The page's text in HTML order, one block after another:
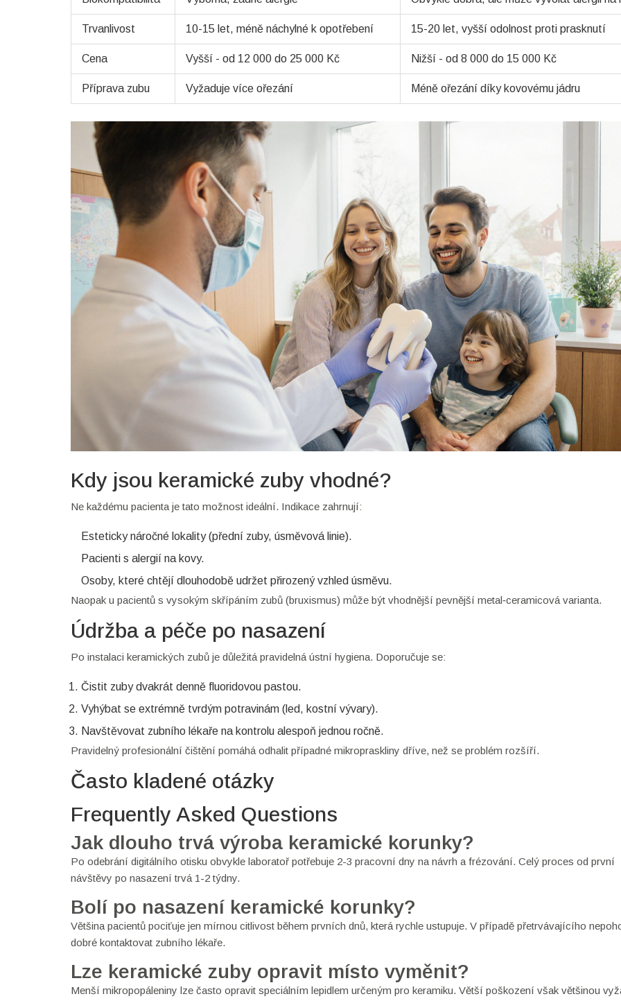
Trvanlivost 10-15 let, méně náchylné k opotřebení 15-20 let, vyšší odolnost proti prasknutí
Cena Vyšší - od 12 000 do 25 000 Kč Nižší - od 8 000 do 15 000 Kč
Příprava zubu Vyžaduje více ořezání Méně ořezání díky kovovému jádru
Kdy jsou keramické zuby vhodné?
Ne každému pacienta je tato možnost ideální. Indikace zahrnují:
Esteticky náročné lokality (přední zuby, úsměvová linie).
Pacienti s alergií na kovy.
Osoby, které chtějí dlouhodobě udržet přirozený vzhled úsměvu.
Naopak u pacientů s vysokým skřípáním zubů (bruxismus) může být vhodnější pevnější metal‑ceramicová varianta.
Údržba a péče po nasazení
Po instalaci keramických zubů je důležitá pravidelná ústní hygiena. Doporučuje se:
Čistit zuby dvakrát denně fluoridovou pastou.
Vyhýbat se extrémně tvrdým potravinám (led, kostní vývary).
Navštěvovat zubního lékaře na kontrolu alespoň jednou ročně.
Pravidelný profesionální čištění pomáhá odhalit případné mikropraskliny dříve, než se problém rozšíří.
Často kladené otázky
Frequently Asked Questions
Jak dlouho trvá výroba keramické korunky?
Po odebrání digitálního otisku obvykle laboratoř potřebuje 2-3 pracovní dny na návrh a frézování. Celý proces od první
návštěvy po nasazení trvá 1-2 týdny.
Bolí po nasazení keramické korunky?
Většina pacientů pociťuje jen mírnou citlivost během prvních dnů, která rychle ustupuje. V případě přetrvávajícího
dobré kontaktovat zubního lékaře.
Lze keramické zuby opravit místo vyměnit?
Menší mikropopáleniny lze často opravit speciálním lepidlem určeným pro keramiku. Větší poškození však většinou